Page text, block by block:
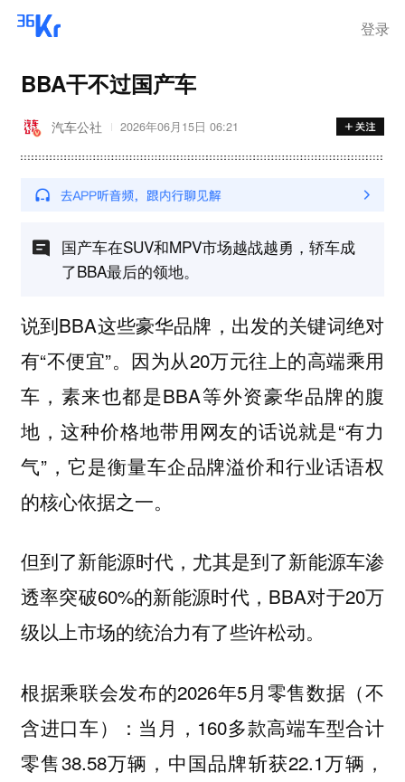
登录
BBA干不过国产车
汽车公社 2026年06月15日 06:21
国产车在SUV和MPV市场越战越勇，轿车成
了BBA最后的领地。
说到BBA这些豪华品牌，出发的关键词绝对
有“不便宜”。因为从20万元往上的高端乘用
车，素来也都是BBA等外资豪华品牌的腹
地，这种价格地带用网友的话说就是“有力
气”，它是衡量车企品牌溢价和行业话语权
的核心依据之一。
但到了新能源时代，尤其是到了新能源车渗
透率突破60%的新能源时代，BBA对于20万
级以上市场的统治力有了些许松动。
根据乘联会发布的2026年5月零售数据（不
含进口车）：当月，160多款高端车型合计
零售38.58万辆，中国品牌斩获22.1万辆，